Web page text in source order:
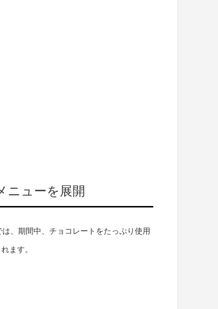
ニューを展開
は、期間中、チョコレートをたっぷり使用
ます。